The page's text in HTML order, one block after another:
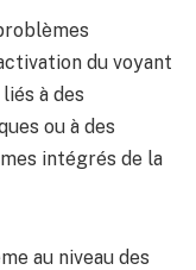
du voyant
à des
ou à des
intégrés de la
au niveau des